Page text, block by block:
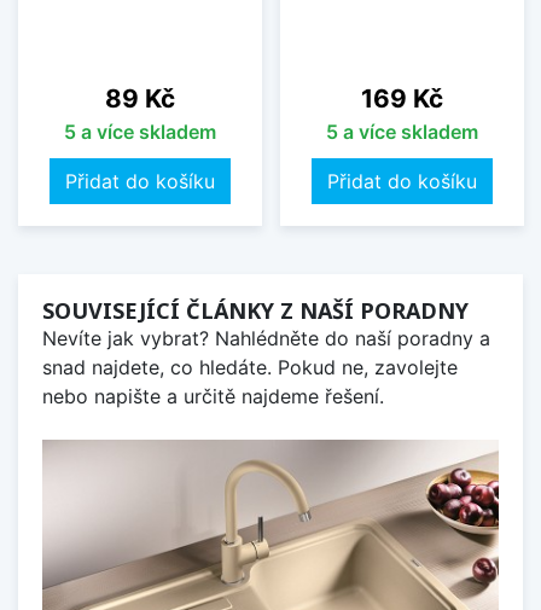
Cena
89 Kč
5 a více skladem
Přidat do košíku
Cena
169 Kč
5 a více skladem
Přidat do košíku
SOUVISEJÍCÍ ČLÁNKY Z NAŠÍ PORADNY
Nevíte jak vybrat? Nahlédněte do naší poradny a
snad najdete, co hledáte. Pokud ne, zavolejte
nebo napište a určitě najdeme řešení.